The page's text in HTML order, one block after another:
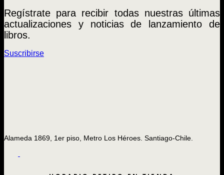
Regístrate para recibir todas nuestras últimas
actualizaciones y noticias de lanzamiento de
libros.
Suscribirse
Alameda 1869, 1er piso, Metro Los Héroes. Santiago-Chile.